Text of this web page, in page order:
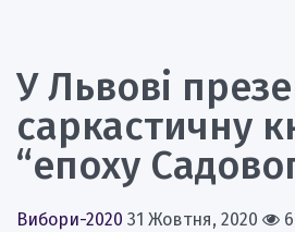
У Львові
саркастичну
“епоху
Вибори-2020 31 Жовтня, 2020